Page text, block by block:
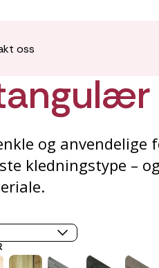
oss
og
kledningstype –